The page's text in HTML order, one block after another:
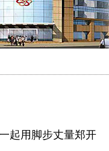
起用脚步丈量郑开